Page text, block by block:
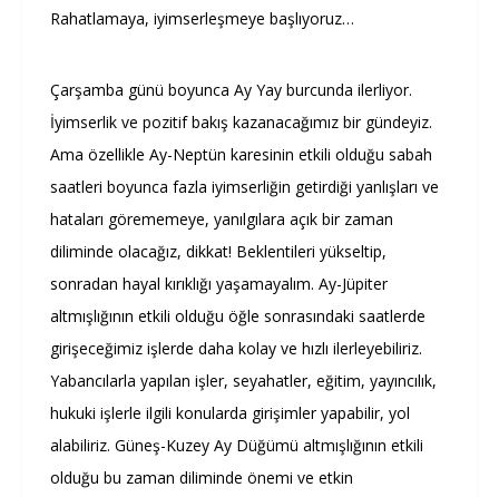
Rahatlamaya, iyimserleşmeye başlıyoruz…
Çarşamba günü boyunca Ay Yay burcunda ilerliyor.
İyimserlik ve pozitif bakış kazanacağımız bir gündeyiz.
Ama özellikle Ay-Neptün karesinin etkili olduğu sabah
saatleri boyunca fazla iyimserliğin getirdiği yanlışları ve
hataları görememeye, yanılgılara açık bir zaman
diliminde olacağız, dikkat! Beklentileri yükseltip,
sonradan hayal kırıklığı yaşamayalım. Ay-Jüpiter
altmışlığının etkili olduğu öğle sonrasındaki saatlerde
girişeceğimiz işlerde daha kolay ve hızlı ilerleyebiliriz.
Yabancılarla yapılan işler, seyahatler, eğitim, yayıncılık,
hukuki işlerle ilgili konularda girişimler yapabilir, yol
alabiliriz. Güneş-Kuzey Ay Düğümü altmışlığının etkili
olduğu bu zaman diliminde önemi ve etkin